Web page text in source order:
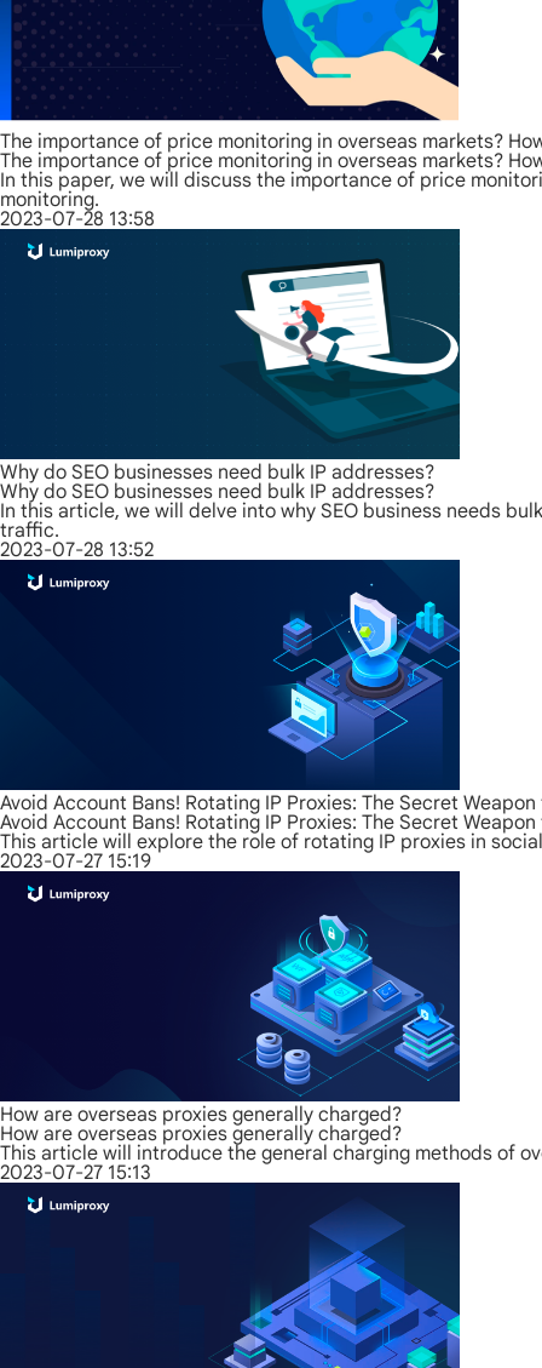
The importance of price monitoring in overseas markets?
The importance of price monitoring in overseas markets?
In this paper, we will discuss the importance of price
monitoring.
2023-07-28 13:58
Why do SEO businesses need bulk IP addresses?
Why do SEO businesses need bulk IP addresses?
In this article, we will delve into why SEO business needs
traffic.
2023-07-28 13:52
Avoid Account Bans! Rotating IP Proxies: The Secret
Avoid Account Bans! Rotating IP Proxies: The Secret
This article will explore the role of rotating IP proxies in
2023-07-27 15:19
How are overseas proxies generally charged?
How are overseas proxies generally charged?
This article will introduce the general charging methods of
2023-07-27 15:13